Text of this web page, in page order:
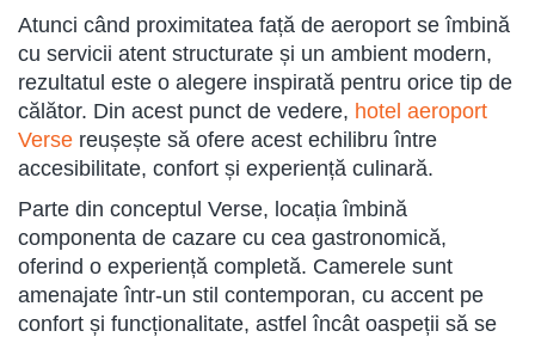
Atunci când proximitatea față de aeroport se îmbină
cu servicii atent structurate și un ambient modern,
rezultatul este o alegere inspirată pentru orice tip de
călător. Din acest punct de vedere, hotel aeroport
Verse reușește să ofere acest echilibru între
accesibilitate, confort și experiență culinară.
Parte din conceptul Verse, locația îmbină
componenta de cazare cu cea gastronomică,
oferind o experiență completă. Camerele sunt
amenajate într-un stil contemporan, cu accent pe
confort și funcționalitate, astfel încât oaspeții să se